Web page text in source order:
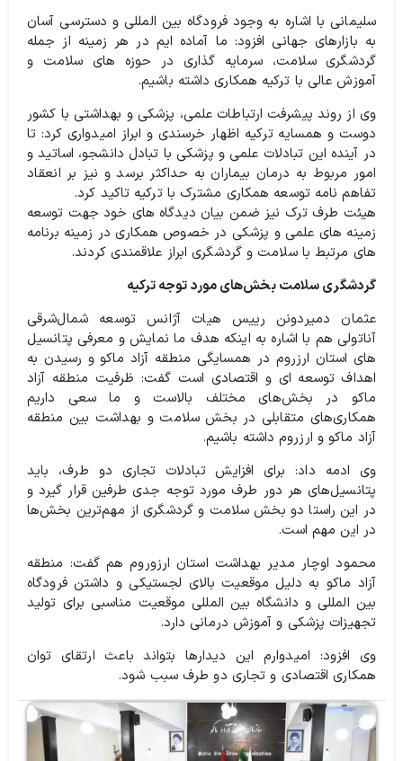
سلیمانی با اشاره به وجود فرودگاه بین المللی و دسترسی آسان
به بازارهای جهانی افزود: ما آماده ایم در هر زمینه از جمله
گردشگری سلامت، سرمایه گذاری در حوزه های سلامت و
آموزش عالی با ترکیه همکاری داشته باشیم.
وی از روند پیشرفت ارتباطات علمی، پزشکی و بهداشتی با کشور
دوست و همسایه ترکیه اظهار خرسندی و ابراز امیدواری کرد: تا
در آینده این تبادلات علمی و پزشکی با تبادل دانشجو، اساتید و
امور مربوط به درمان بیماران به حداکثر برسد و نیز بر انعقاد
تفاهم نامه توسعه همکاری مشترک با ترکیه تاکید کرد.
هیئت طرف ترک نیز ضمن بیان دیدگاه های خود جهت توسعه
زمینه های علمی و پزشکی در خصوص همکاری در زمینه برنامه
های مرتبط با سلامت و گردشگری ابراز علاقمندی کردند.
گردشگری سلامت بخش‌های مورد توجه ترکیه
عثمان دمیردونن رییس هیات آژانس توسعه شمال‌شرقی
آناتولی هم با اشاره به اینکه هدف ما نمایش و معرفی پتانسیل
های استان ارزروم در همسایگی منطقه آزاد ماکو و رسیدن به
اهداف توسعه ای و اقتصادی است گفت: ظرفیت منطقه آزاد
ماکو در بخش‌های مختلف بالاست و ما سعی داریم
همکاری‌های متقابلی در بخش سلامت و بهداشت بین منطقه
آزاد ماکو و ارزروم داشته باشیم.
وی ادمه داد: برای افزایش تبادلات تجاری دو طرف، باید
پتانسیل‌های هر دور طرف مورد توجه جدی طرفین قرار گیرد و
در این راستا دو بخش سلامت و گردشگری از مهم‌ترین بخش‌ها
در این مهم است.
محمود اوچار مدیر بهداشت استان ارزوروم هم گفت: منطقه
آزاد ماکو به دلیل موقعیت بالای لجستیکی و داشتن فرودگاه
بین المللی و دانشگاه بین المللی موقعیت مناسبی برای تولید
تجهیزات پزشکی و آموزش درمانی دارد.
وی افزود: امیدوارم این دیدارها بتواند باعث ارتقای توان
همکاری اقتصادی و تجاری دو طرف سبب شود.